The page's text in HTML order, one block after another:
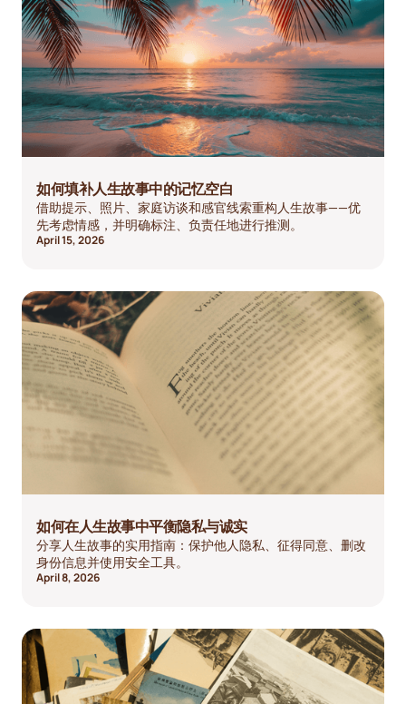
如何填补人生故事中的记忆空白
借助提示、照片、家庭访谈和感官线索重构人生故事——优
先考虑情感，并明确标注、负责任地进行推测。
April 15, 2026
如何在人生故事中平衡隐私与诚实
分享人生故事的实用指南：保护他人隐私、征得同意、删改
身份信息并使用安全工具。
April 8, 2026